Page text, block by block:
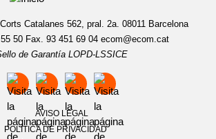
Catalanes 562, pral. 2a. 08011 Barcelona
50 Fax. 93 451 69 04 ecom@ecom.cat
de Garantía LOPD-LSSICE
AVISO LEGAL
POLÍTICA DE PRIVACIDAD